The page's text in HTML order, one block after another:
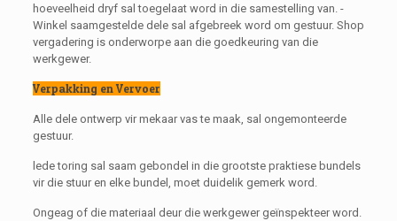
hoeveelheid dryf sal toegelaat word in die samestelling van. -
Winkel saamgestelde dele sal afgebreek word om gestuur. Shop
vergadering is onderworpe aan die goedkeuring van die
werkgewer.
Verpakking en Vervoer
Alle dele ontwerp vir mekaar vas te maak, sal ongemonteerde
gestuur.
lede toring sal saam gebondel in die grootste praktiese bundels
vir die stuur en elke bundel, moet duidelik gemerk word.
Ongeag of die materiaal deur die werkgewer geïnspekteer word.